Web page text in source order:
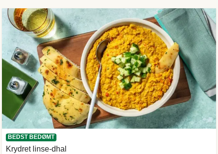
BEDST BEDØMT
Krydret linse-dhal